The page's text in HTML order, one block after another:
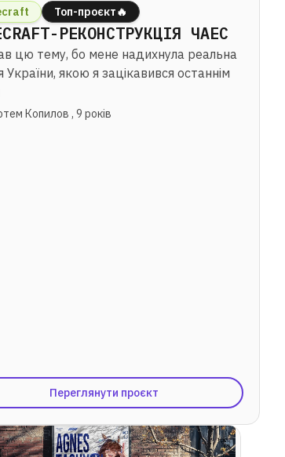
Топ-проєкт🔥
РЕКОНСТРУКЦІЯ ЧАЕС
цю тему, бо мене надихнула реальна
України, якою я зацікавився останнім
Копилов , 9 років
Переглянути проєкт